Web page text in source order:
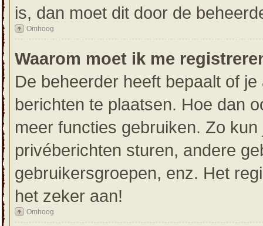
is, dan moet dit door de
Omhoog
Waarom moet ik me
De beheerder heeft bepaalt of
berichten te plaatsen. Hoe dan
meer functies gebruiken. Zo
privéberichten sturen, andere
gebruikersgroepen, enz. Het
het zeker aan!
Omhoog